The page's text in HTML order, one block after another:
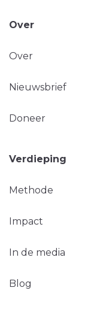
Over
Over
Nieuwsbrief
Doneer
Verdieping
Methode
Impact
In de media
Blog